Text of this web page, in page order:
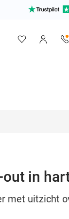
in
met uitzicht